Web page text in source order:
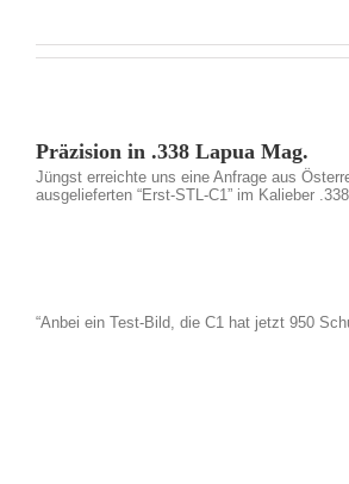
Präzision in .338 Lapua Mag.
Jüngst erreichte uns eine Anfrage aus
ausgelieferten “Erst-STL-C1” im Kalieber
“Anbei ein Test-Bild, die C1 hat jetzt 950